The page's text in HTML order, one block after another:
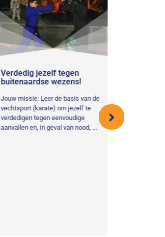
Verdedig jezelf tegen
buitenaardse wezens!
Jouw missie: Leer de basis van de
vechtsport (karate) om jezelf te
verdedigen tegen eenvoudige
aanvallen en, in geval van nood, ...
Je hebt net een
gehad om de